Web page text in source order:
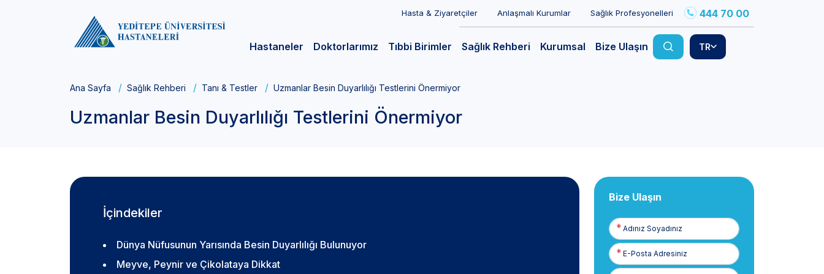
Hasta & Ziyaretçiler Anlaşmalı Kurumlar Sağlık Profesyonelleri 444 70 00
Hastaneler Doktorlarımız Tıbbi Birimler Sağlık Rehberi Kurumsal Bize Ulaşın TR
Ana Sayfa Sağlık Rehberi Tanı & Testler Uzmanlar Besin Duyarlılığı Testlerini Önermiyor
Uzmanlar Besin Duyarlılığı Testlerini Önermiyor
İçindekiler
Dünya Nüfusunun Yarısında Besin Duyarlılığı Bulunuyor
Meyve, Peynir ve Çikolataya Dikkat
Bize Ulaşın
Adınız
Soyadınız
E-
Posta